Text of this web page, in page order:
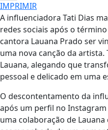
IMPRIMIR
A influenciadora Tati Dias
redes sociais após o
cantora Lauana Prado ser
uma nova canção da
Lauana, alegando que
pessoal e delicado em uma
O descontentamento da
após um perfil no Instagram
uma colaboração de Lauana